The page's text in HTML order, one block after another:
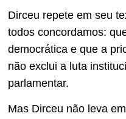
Dirceu repete em seu
todos concordamos:
democrática e que a
não exclui a luta
parlamentar.
Mas Dirceu não leva